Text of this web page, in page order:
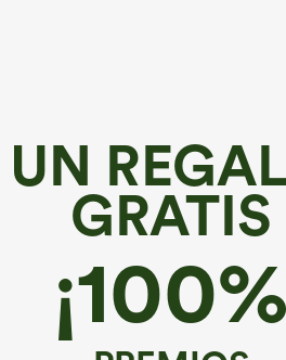
UN
GRATIS
¡100%